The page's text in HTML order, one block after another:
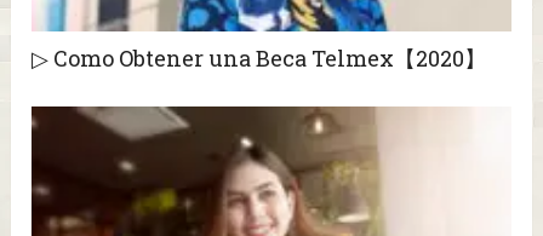
▷ Como Obtener una Beca Telmex【2020】